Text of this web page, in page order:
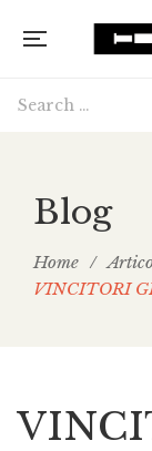
Blog
Home /
VINCITORI